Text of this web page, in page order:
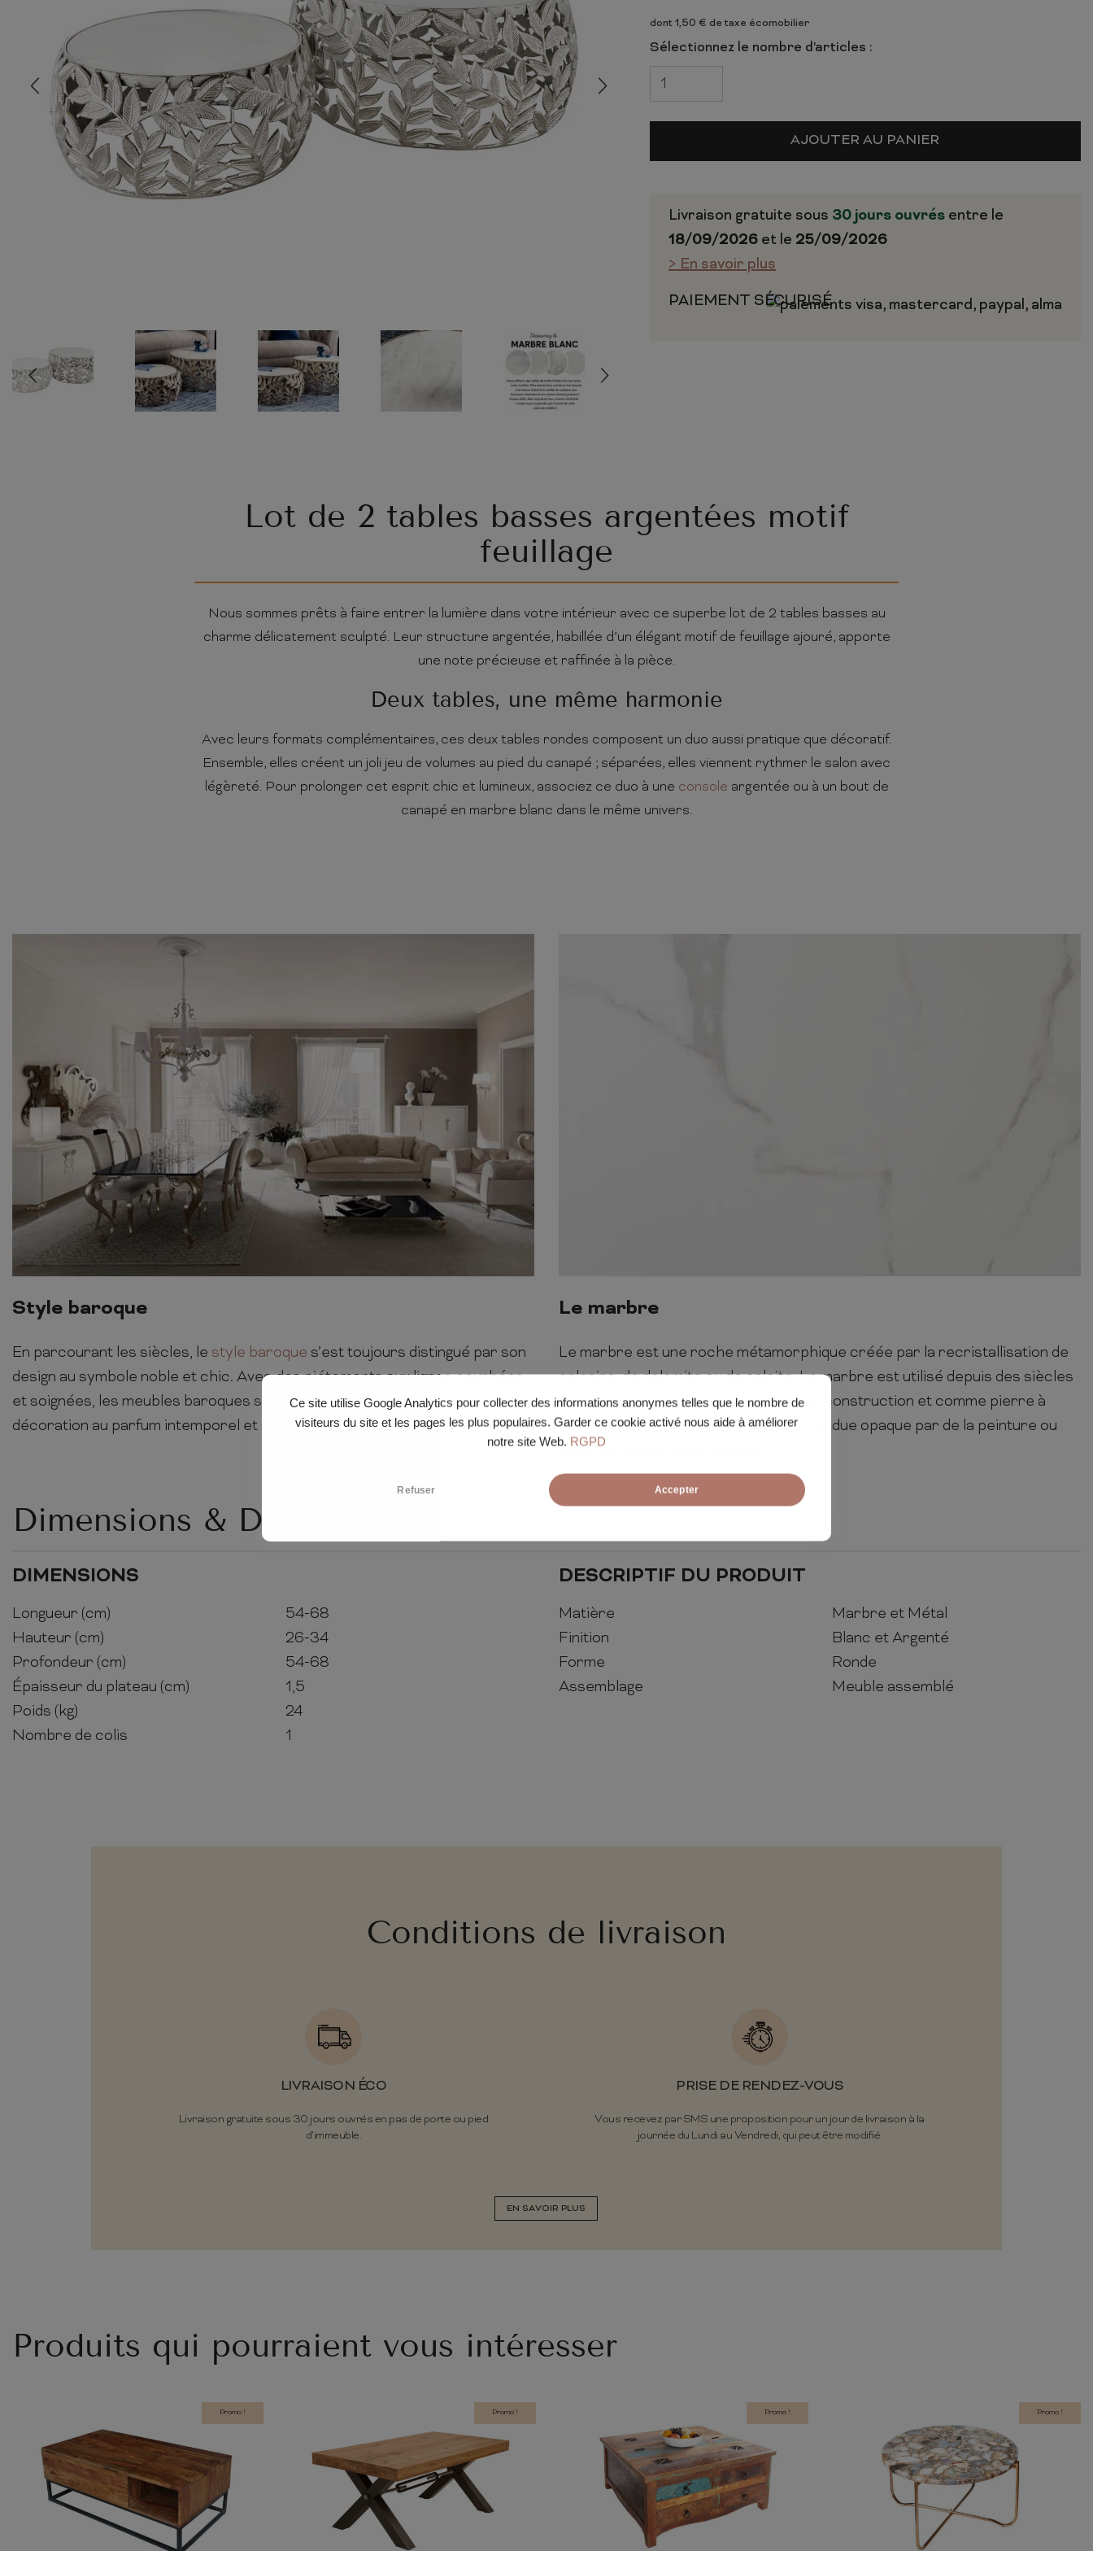
Ce site utilise Google Analytics pour collecter des informations anonymes telles que le nombre de
visiteurs du site et les pages les plus populaires. Garder ce cookie activé nous aide à améliorer
notre site Web. RGPD
Refuser Accepter
COMMODE ET CHIFFONNIERS
CHAMBRE COMPLÈTE
CHAMBRE COMPLÈTE
MEUBLE EN HÊTRE
dont 1,50 € de taxe écomobilier
Sélectionnez le nombre d'articles :
AJOUTER AU PANIER
Livraison gratuite sous 30 jours ouvrésentre le
18/09/2026et le 25/09/2026
> En savoir plus
PAIEMENT SÉCURISÉ
Lot de 2 tables basses argentées motif
feuillage
Nous sommes prêts à faire entrer la lumière dans votre intérieur avec ce superbe lot de 2 tables basses au
charme délicatement sculpté. Leur structure argentée, habillée d’un élégant motif de feuillage ajouré, apporte
une note précieuse et raffinée à la pièce.
Deux tables, une même harmonie
Avec leurs formats complémentaires, ces deux tables rondes composent un duo aussi pratique que décoratif.
Ensemble, elles créent un joli jeu de volumes au pied du canapé ; séparées, elles viennent rythmer le salon avec
légèreté. Pour prolonger cet esprit chic et lumineux, associez ce duo à une console argentée ou à un bout de
canapé en marbre blanc dans le même univers.
Style baroque
En parcourant les siècles, le style baroque s’est toujours distingué par son
design au symbole noble et chic. Avec des piétements aux lignes courbées
et soignées, les meubles baroques sont devenus de vrais trésors pour une
décoration au parfum intemporel et design.
Le marbre
Le marbre est une roche métamorphique créée par la recristallisation de
calcaire, de dolomite ou de calcite. Le marbre est utilisé depuis des siècles
pour la sculpture, comme matériau de construction et comme pierre à
sculpter. La surface polie peut être rendue opaque par de la peinture ou
d’autres agents de protection.
Dimensions & Détails
DIMENSIONS
Longueur (cm)
54-68
Hauteur (cm)
26-34
Profondeur (cm)
54-68
Épaisseur du plateau (cm)
1,5
Poids (kg)
24
Nombre de colis
1
DESCRIPTIF DU PRODUIT
Matière
Marbre et Métal
Finition
Blanc et Argenté
Forme
Ronde
Assemblage
Meuble assemblé
Conditions de livraison
LIVRAISON ÉCO
Livraison gratuite sous 30 jours ouvrés en pas de porte ou pied
d'immeuble.
PRISE DE RENDEZ-VOUS
Vous recevez par SMS une proposition pour un jour de livraison à la
journée du Lundi au Vendredi, qui peut être modifié.
EN SAVOIR PLUS
Produits qui pourraient vous intéresser
Promo ! Promo ! Promo ! Promo !